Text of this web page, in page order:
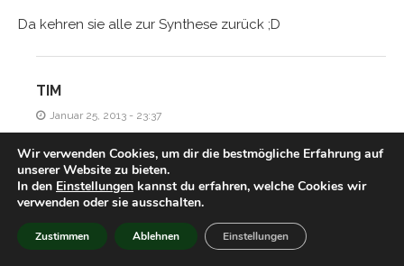
Da kehren sie alle zur Synthese zurück ;D
TIM
Januar 25, 2013 - 23:37
Niemals! ;p
Januar 26, 2013 - 19:22
Wir verwenden Cookies, um dir die bestmögliche Erfahrung auf
unserer Website zu bieten.
In den Einstellungen kannst du erfahren, welche Cookies wir
verwenden oder sie ausschalten.
Zustimmen Ablehnen Einstellungen